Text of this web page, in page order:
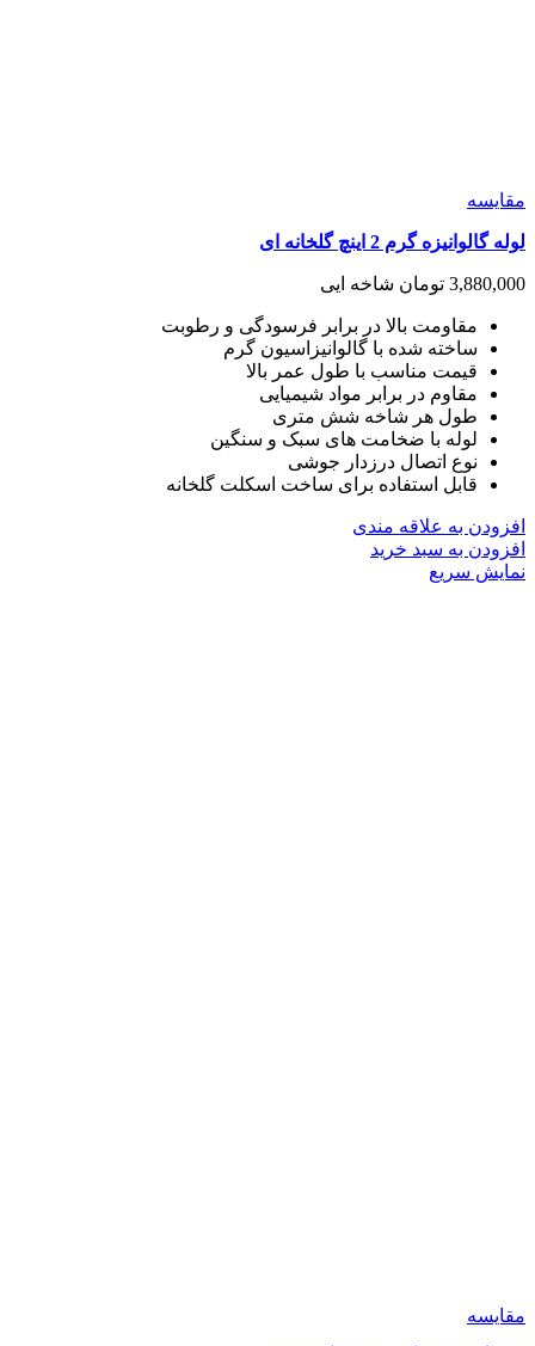
مقايسه
لوله گالوانیزه گرم 2 اینچ گلخانه ای
3,880,000 تومان شاخه ایی
مقاومت بالا در برابر فرسودگی و رطوبت
ساخته شده با گالوانیزاسیون گرم
قیمت مناسب با طول عمر بالا
مقاوم در برابر مواد شیمیایی
طول هر شاخه شش متری
لوله با ضخامت های سبک و سنگین
نوع اتصال درزدار جوشی
قابل استفاده برای ساخت اسکلت گلخانه
افزودن به علاقه مندی
افزودن به سبد خرید
نمایش سریع
مقايسه